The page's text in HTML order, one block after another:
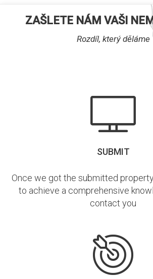
ZAŠLETE NÁM VAŠI
Rozdíl, který děláme
SUBMIT
Once we got the submitted
to achieve a comprehensive
contact you